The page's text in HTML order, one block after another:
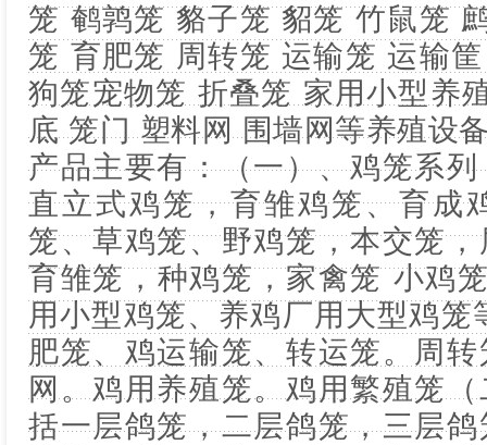
笼 鹌鹑笼 貉子笼 貂笼 竹鼠笼
笼 育肥笼 周转笼 运输笼 运输
狗笼宠物笼 折叠笼 家用小型养
底 笼门 塑料网 围墙网等养殖设
产品主要有：（一）、鸡笼系
直立式鸡笼，育雏鸡笼、育成
笼、草鸡笼、野鸡笼，本交笼
育雏笼，种鸡笼，家禽笼 小鸡
用小型鸡笼、养鸡厂用大型鸡
肥笼、鸡运输笼、转运笼。周
网。鸡用养殖笼。鸡用繁殖笼
括一层鸽笼，二层鸽笼，三层